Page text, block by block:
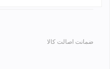
ضمانت اصالت کالا